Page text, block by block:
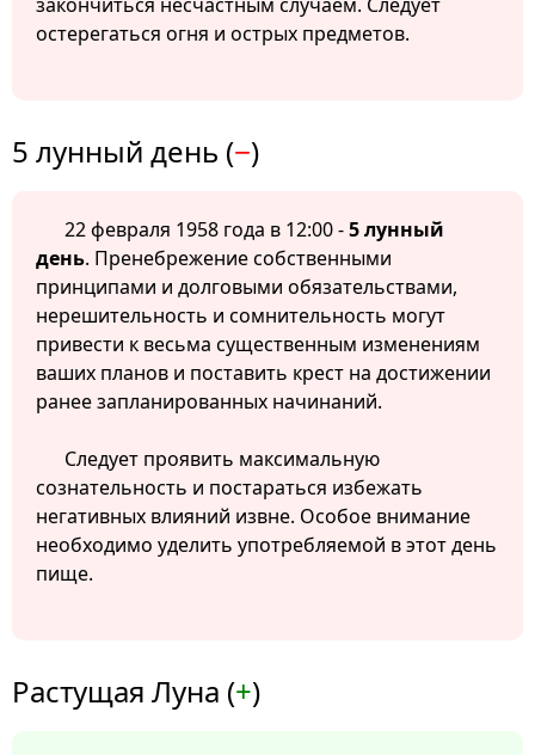
остерегаться огня и острых предметов.
5 лунный день (−)
22 февраля 1958 года в 12:00 -5 лунный
день. Пренебрежение собственными
принципами и долговыми обязательствами,
нерешительность и сомнительность могут
привести к весьма существенным изменениям
ваших планов и поставить крест на достижении
ранее запланированных начинаний.
Следует проявить максимальную
сознательность и постараться избежать
негативных влияний извне. Особое внимание
необходимо уделить употребляемой в этот день
пище.
Растущая Луна (+)